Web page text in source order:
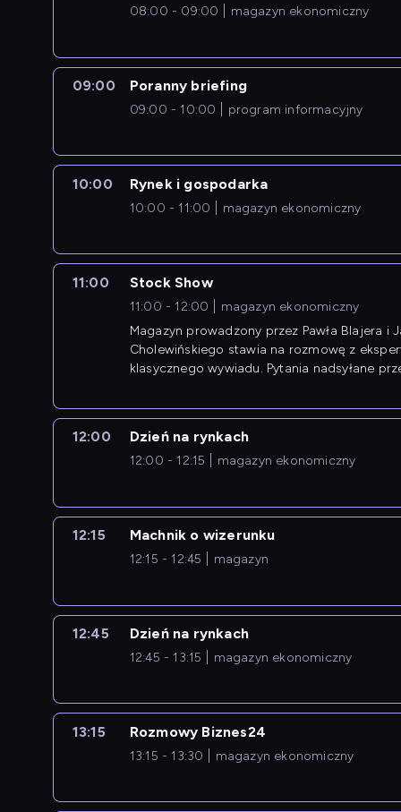
08:00 - 09:00 magazyn ekonomiczny
09:00 Poranny briefing
09:00 - 10:00 program informacyjny
10:00 Rynek i gospodarka
10:00 - 11:00 magazyn ekonomiczny
11:00 Stock Show
11:00 - 12:00
magazyn ekonomiczny
Magazyn prowadzony przez Pawła Blajera i
Cholewińskiego stawia na rozmowę z
klasycznego wywiadu. Pytania nadsyłane
12:00 Dzień na rynkach
12:00 - 12:15 magazyn ekonomiczny
12:15 Machnik o wizerunku
12:15 - 12:45 magazyn
12:45 Dzień na rynkach
12:45 - 13:15 magazyn ekonomiczny
13:15 Rozmowy Biznes24
13:15 - 13:30 magazyn ekonomiczny